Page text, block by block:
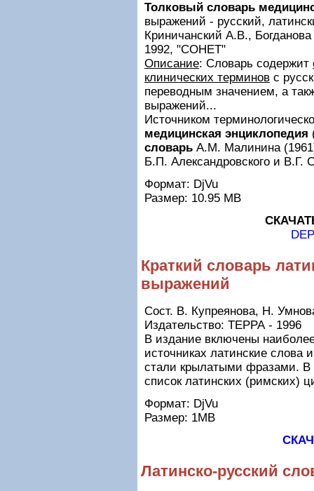
Толковый словарь
выражений - русский,
Криничанский А.В.,
1992, "СОНЕТ"
Описание: Словарь содержит
клинических терминов с
переводным значением, а
выражений...
Источником
медицинская энциклопедия
словарь А.М. Малинина
Б.П. Александровского и В.Г.
Формат: DjVu
Размер: 10.95 MB
Краткий словарь
выражений
Сост. В. Купреянова, Н.
Издательство: ТЕРРА - 1996
В издание включены
источниках латинские слова
стали крылатыми фразами. В
список латинских (римских)
Формат: DjVu
Размер: 1МB
Латинско-русский